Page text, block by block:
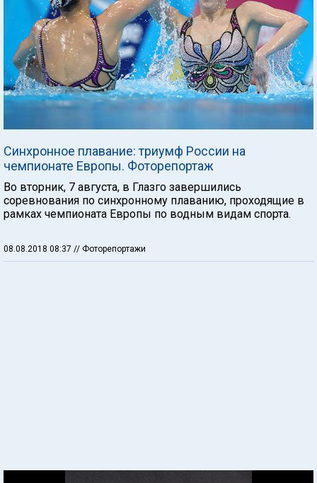
Синхронное плавание: триумф России на
чемпионате Европы. Фоторепортаж
Во вторник, 7 августа, в Глазго завершились
соревнования по синхронному плаванию, проходящие в
рамках чемпионата Европы по водным видам спорта.
08.08.2018 08:37 // Фоторепортажи